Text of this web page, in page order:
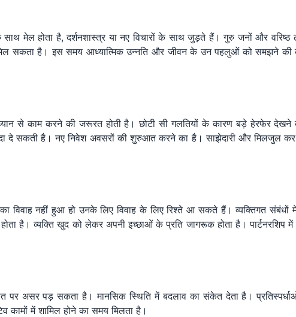
मेल होता है, दर्शनशास्त्र या नए विचारों के साथ जुड़ते हैं। गुरु जनों और वरिष्ठ
सकता है। इस समय आध्यात्मिक उन्नति और जीवन के उन पहलुओं को समझने की
से काम करने की जरूरत होती है। छोटी सी गलतियों के कारण बड़े हेरफेर
दे सकती है। नए निवेश अवसरों की शुरुआत करने का है। साझेदारी और मिलजुल कर
विवाह नहीं हुआ हो उनके लिए विवाह के लिए रिश्ते आ सकते हैं। व्यक्तिगत
है। व्यक्ति खुद को लेकर अपनी इच्छाओं के प्रति जागरूक होता है। पार्टनरशिप
पर असर पड़ सकता है। मानसिक स्थिति में बदलाव का संकेत देता है।
कामों में शामिल होने का समय मिलता है।